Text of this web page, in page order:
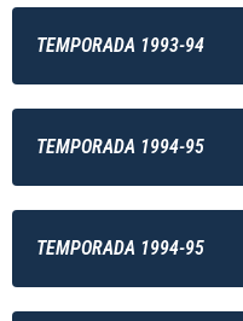
TEMPORADA 1993-94
TEMPORADA 1994-95
TEMPORADA 1994-95